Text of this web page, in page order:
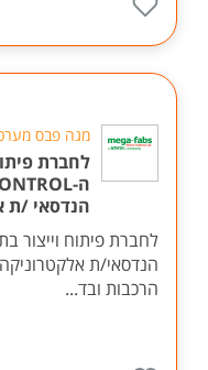
מגה פבס
לחברת
הנדסאי /ת
הנדסאי/ת
הרכבות ובד...